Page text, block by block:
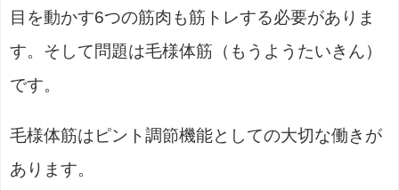
目を動かす6つの筋肉も筋トレする必要がありま
す。そして問題は毛様体筋（もうようたいきん）
です。
毛様体筋はピント調節機能としての大切な働きが
あります。